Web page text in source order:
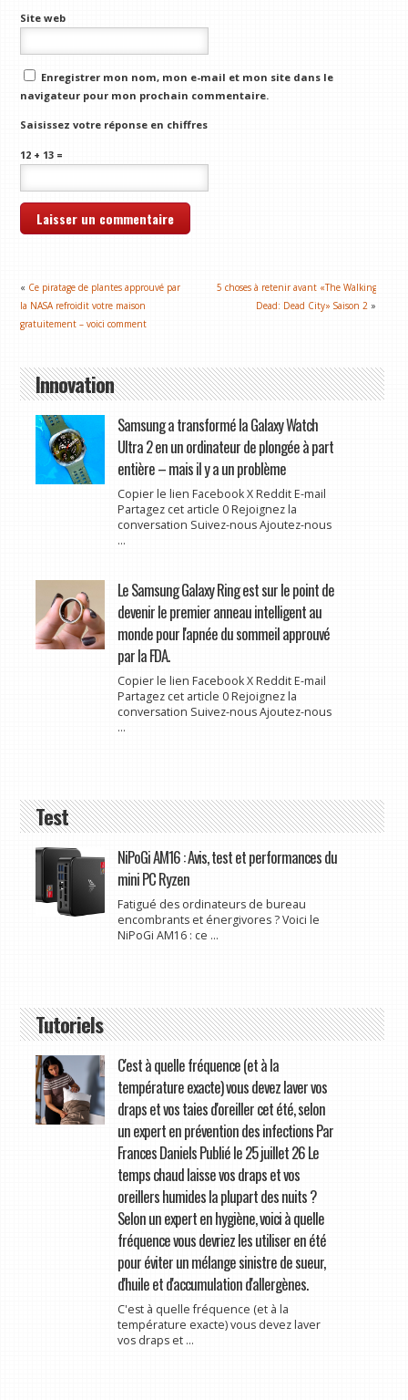
Site web
Enregistrer mon nom, mon e-mail et mon site dans le
navigateur pour mon prochain commentaire.
Saisissez votre réponse en chiffres
12 + 13 =
« Ce piratage de plantes approuvé par
la NASA refroidit votre maison
gratuitement – voici comment
5 choses à retenir avant «The Walking
Dead: Dead City» Saison 2 »
Innovation
Samsung a transformé la Galaxy Watch
Ultra 2 en un ordinateur de plongée à part
entière – mais il y a un problème
Copier le lien Facebook X Reddit E-mail
Partagez cet article 0 Rejoignez la
conversation Suivez-nous Ajoutez-nous
...
Le Samsung Galaxy Ring est sur le point de
devenir le premier anneau intelligent au
monde pour l'apnée du sommeil approuvé
par la FDA.
Copier le lien Facebook X Reddit E-mail
Partagez cet article 0 Rejoignez la
conversation Suivez-nous Ajoutez-nous
...
Test
NiPoGi AM16 : Avis, test et performances du
mini PC Ryzen
Fatigué des ordinateurs de bureau
encombrants et énergivores ? Voici le
NiPoGi AM16 : ce ...
Tutoriels
C'est à quelle fréquence (et à la
température exacte) vous devez laver vos
draps et vos taies d'oreiller cet été, selon
un expert en prévention des infections Par
Frances Daniels Publié le 25 juillet 26 Le
temps chaud laisse vos draps et vos
oreillers humides la plupart des nuits ?
Selon un expert en hygiène, voici à quelle
fréquence vous devriez les utiliser en été
pour éviter un mélange sinistre de sueur,
d'huile et d'accumulation d'allergènes.
C'est à quelle fréquence (et à la
température exacte) vous devez laver
vos draps et ...